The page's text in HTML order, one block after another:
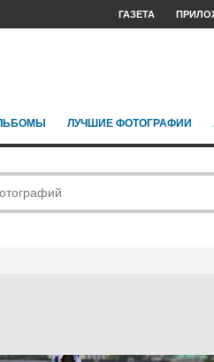
ГАЗЕТА
ЛУЧШИЕ ФОТОГРАФИИ